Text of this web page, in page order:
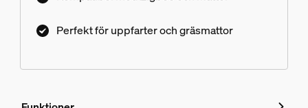
Perfekt för uppfarter och gräsmattor